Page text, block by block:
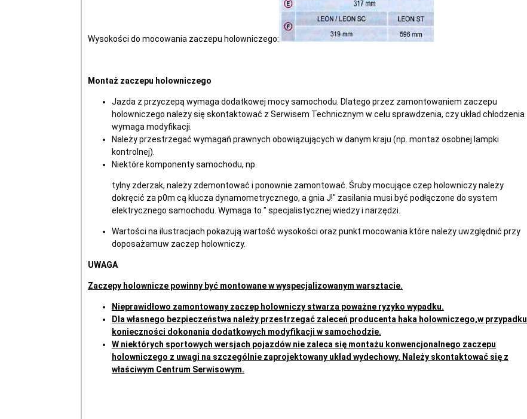
Wysokości do mocowania zaczepu holowniczego:
Montaż zaczepu holowniczego
Jazda z przyczepą wymaga dodatkowej mocy samochodu. Dlatego przez zamontowaniem zaczepu
holowniczego należy się skontaktować z Serwisem Technicznym w celu sprawdzenia, czy układ chłodzenia
wymaga modyfikacji.
Należy przestrzegać wymagań prawnych obowiązujących w danym kraju (np. montaż osobnej lampki
kontrolnej).
Niektóre komponenty samochodu, np.
tylny zderzak, należy zdemontować i ponownie zamontować. Śruby mocujące czep holowniczy należy
dokręcić za p0m cą klucza dynamometrycznego, a gnia J!" zasilania musi być podłączone do system
elektrycznego samochodu. Wymaga to " specjalistycznej wiedzy i narzędzi.
Wartości na ilustracjach pokazują wartość wysokości oraz punkt mocowania które należy uwzględnić przy
doposażamuw zaczep holowniczy.
UWAGA
Zaczepy holownicze powinny być montowane w wyspecjalizowanym warsztacie.
Nieprawidłowo zamontowany zaczep holowniczy stwarza poważne ryzyko wypadku.
Dla własnego bezpieczeństwa należy przestrzegać zaleceń producenta haka holowniczego,w przypadku
konieczności dokonania dodatkowych modyfikacji w samochodzie.
W niektórych sportowych wersjach pojazdów nie zaleca się montażu konwencjonalnego zaczepu
holowniczego z uwagi na szczególnie zaprojektowany układ wydechowy. Należy skontaktować się z
właściwym Centrum Serwisowym.